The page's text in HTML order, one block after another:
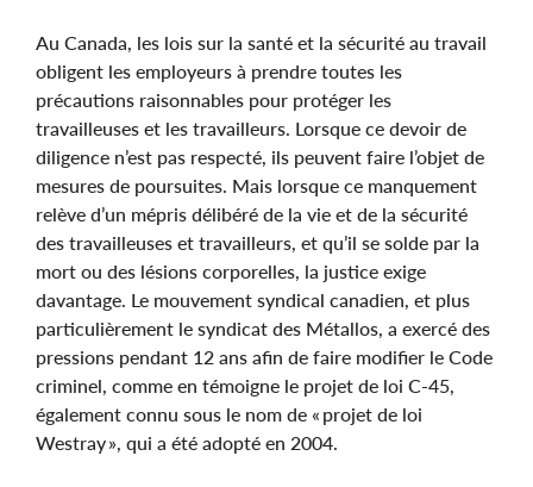
Au Canada, les lois sur la santé et la sécurité au travail
obligent les employeurs à prendre toutes les
précautions raisonnables pour protéger les
travailleuses et les travailleurs. Lorsque ce devoir de
diligence n’est pas respecté, ils peuvent faire l’objet de
mesures de poursuites. Mais lorsque ce manquement
relève d’un mépris délibéré de la vie et de la sécurité
des travailleuses et travailleurs, et qu’il se solde par la
mort ou des lésions corporelles, la justice exige
davantage. Le mouvement syndical canadien, et plus
particulièrement le syndicat des Métallos, a exercé des
pressions pendant 12 ans afin de faire modifier le Code
criminel, comme en témoigne le projet de loi C-45,
également connu sous le nom de « projet de loi
Westray », qui a été adopté en 2004.